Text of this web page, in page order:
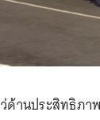
ด้านประสิทธิภา